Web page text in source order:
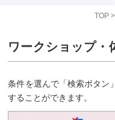
TOP>
ワークショップ・
条件を選んで「検索ボタン
することができます。